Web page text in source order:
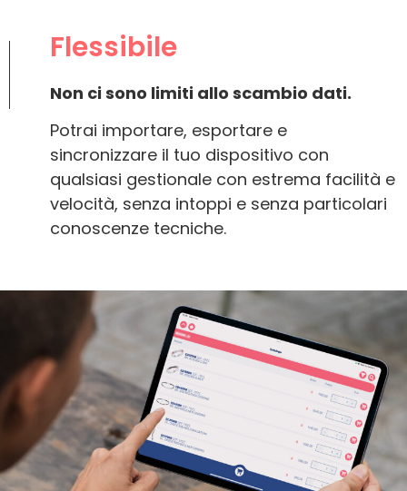
Flessibile
Non ci sono limiti allo scambio dati.
Potrai importare, esportare e
sincronizzare il tuo dispositivo con
qualsiasi gestionale con estrema facilità e
velocità, senza intoppi e senza particolari
conoscenze tecniche.